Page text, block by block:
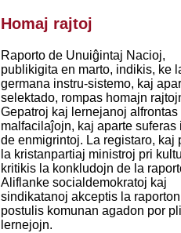
Homaj rajtoj
Raporto de Unuiĝintaj Nacioj,
publikigita en marto, indikis, ke
germana instru-sistemo, kaj
selektado, rompas homajn
Gepatroj kaj lernejanoj
malfacilaĵojn, kaj aparte suferas
de enmigrintoj. La registaro, kaj
la kristanpartiaj ministroj pri
kritikis la konkludojn de la
Aliflanke socialdemokratoj kaj
sindikatanoj akceptis la
postulis komunan agadon por
lernejojn.